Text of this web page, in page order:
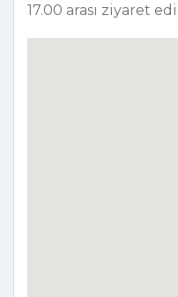
17.00 arası ziyaret